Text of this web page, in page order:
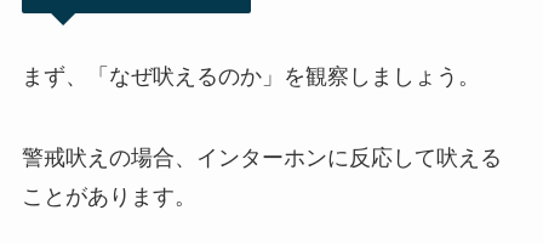
まず、「なぜ吠えるのか」を観察しましょう。
警戒吠えの場合、インターホンに反応して吠える
ことがあります。